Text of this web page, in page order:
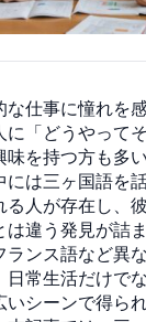
な仕事に憧れを
に「どうやって
味を持つ方も多
には三ヶ国語を
る人が存在し、
違う発見が詰
ランス語など異
日常生活だけで
いシーンで得ら